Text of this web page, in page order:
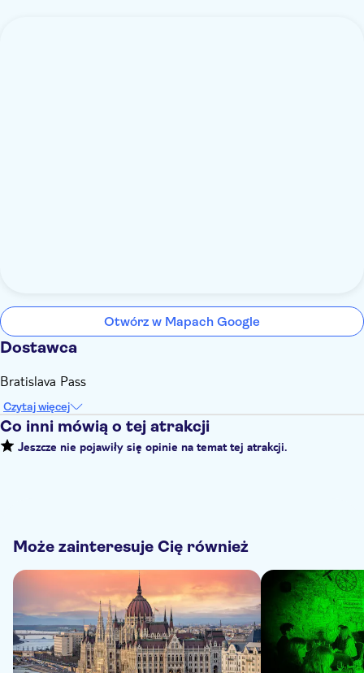
Otwórz w Mapach Google
Dostawca
Bratislava Pass
Czytaj więcej
Co inni mówią o tej atrakcji
Jeszcze nie pojawiły się opinie na temat tej atrakcji.
Może zainteresuje Cię również